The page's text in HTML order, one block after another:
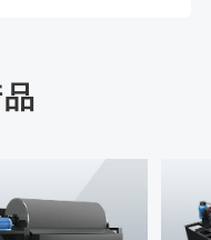
预约成功！